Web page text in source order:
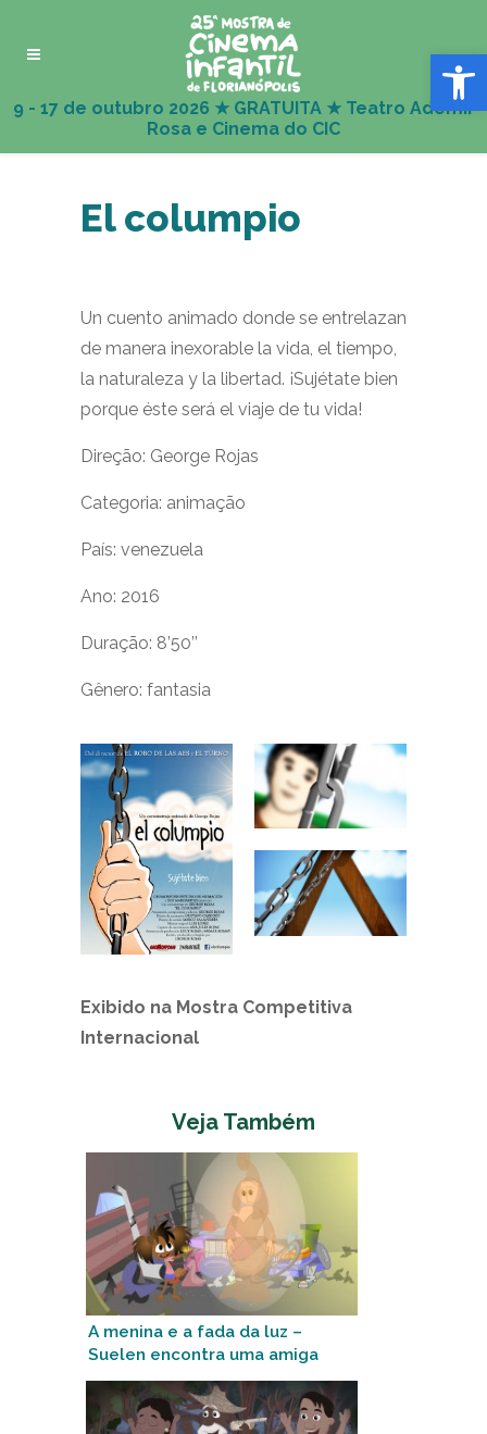
Abrir
El columpio
Un cuento animado donde se entrelazan
de manera inexorable la vida, el tiempo,
la naturaleza y la libertad. ¡Sujétate bien
porque éste será el viaje de tu vida!
Direção: George Rojas
Categoria: animação
País: venezuela
Ano: 2016
Duração: 8’50’’
Gênero: fantasia
Exibido na Mostra Competitiva
Internacional
Veja Também
A menina e a fada da luz –
Suelen encontra uma amiga